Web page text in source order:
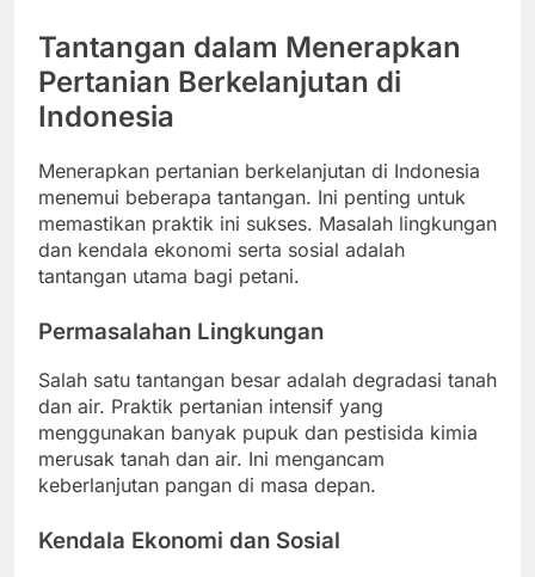
Tantangan dalam Menerapkan
Pertanian Berkelanjutan di
Indonesia
Menerapkan pertanian berkelanjutan di Indonesia
menemui beberapa tantangan. Ini penting untuk
memastikan praktik ini sukses. Masalah lingkungan
dan kendala ekonomi serta sosial adalah
tantangan utama bagi petani.
Permasalahan Lingkungan
Salah satu tantangan besar adalah degradasi tanah
dan air. Praktik pertanian intensif yang
menggunakan banyak pupuk dan pestisida kimia
merusak tanah dan air. Ini mengancam
keberlanjutan pangan di masa depan.
Kendala Ekonomi dan Sosial